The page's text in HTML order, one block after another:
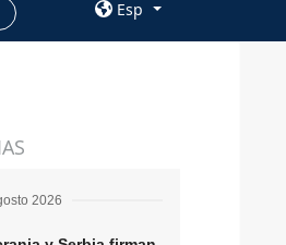
Esp
2026